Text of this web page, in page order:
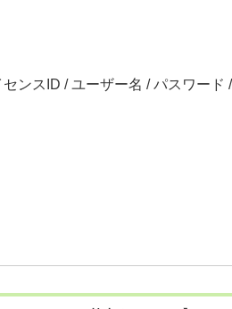
ンスID / ユーザー名 / パスワー